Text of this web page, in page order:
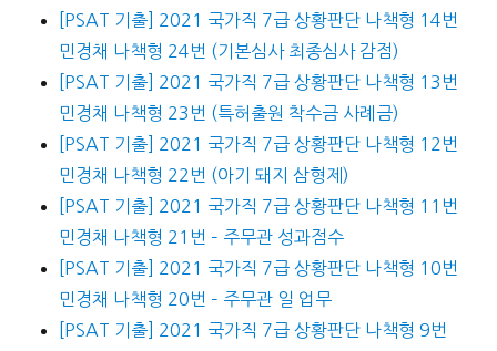
[PSAT 기출] 2021 국가직 7급 상황판단 나책형 14번
민경채 나책형 24번 (기본심사 최종심사 감점)
[PSAT 기출] 2021 국가직 7급 상황판단 나책형 13번
민경채 나책형 23번 (특허출원 착수금 사례금)
[PSAT 기출] 2021 국가직 7급 상황판단 나책형 12번
민경채 나책형 22번 (아기 돼지 삼형제)
[PSAT 기출] 2021 국가직 7급 상황판단 나책형 11번
민경채 나책형 21번 – 주무관 성과점수
[PSAT 기출] 2021 국가직 7급 상황판단 나책형 10번
민경채 나책형 20번 – 주무관 일 업무
[PSAT 기출] 2021 국가직 7급 상황판단 나책형 9번